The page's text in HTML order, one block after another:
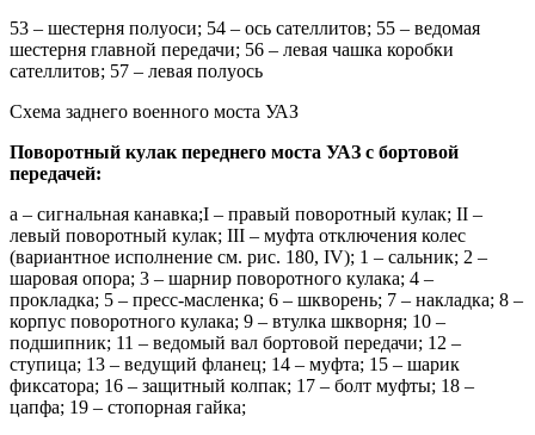
53 – шестерня полуоси; 54 – ось сателлитов; 55 – ведомая
шестерня главной передачи; 56 – левая чашка коробки
сателлитов; 57 – левая полуось
Схема заднего военного моста УАЗ
Поворотный кулак переднего моста УАЗ с бортовой
передачей:
а – сигнальная канавка;I – правый поворотный кулак; II –
левый поворотный кулак; III – муфта отключения колес
(вариантное исполнение см. рис. 180, IV); 1 – сальник; 2 –
шаровая опора; 3 – шарнир поворотного кулака; 4 –
прокладка; 5 – пресс-масленка; 6 – шкворень; 7 – накладка; 8 –
корпус поворотного кулака; 9 – втулка шкворня; 10 –
подшипник; 11 – ведомый вал боpтовой пеpедачи; 12 –
ступица; 13 – ведущий фланец; 14 – муфта; 15 – шаpик
фиксатора; 16 – защитный колпак; 17 – болт муфты; 18 –
цапфа; 19 – стопорная гайка;